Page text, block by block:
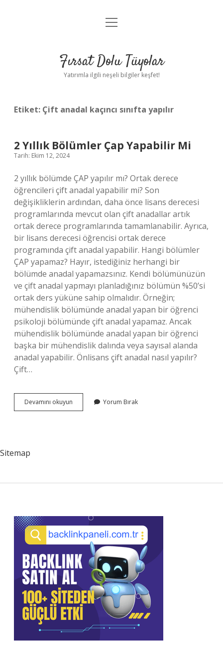
Gizlilik Politikası
Yasal Uyarı
menüyü
Fırsat Dolu Tüyolar
Yatırımla ilgili neşeli bilgiler keşfet!
Etiket: Çift anadal kaçıncı sınıfta yapılır
2 Yıllık Bölümler Çap Yapabilir Mi
Tarih: Ekim 12, 2024
2 yıllık bölümde ÇAP yapılır mı? Ortak derece
öğrencileri çift anadal yapabilir mi? Son
değişikliklerin ardından, daha önce lisans derecesi
programlarında mevcut olan çift anadallar artık
ortak derece programlarında tamamlanabilir. Ayrıca,
bir lisans derecesi öğrencisi ortak derece
programında çift anadal yapabilir. Hangi bölümler
ÇAP yapamaz? Hayır, istediğiniz herhangi bir
bölümde anadal yapamazsınız. Kendi bölümünüzün
ve çift anadal yapmayı planladığınız bölümün %50’si
ortak ders yüküne sahip olmalıdır. Örneğin;
mühendislik bölümünde anadal yapan bir öğrenci
psikoloji bölümünde çift anadal yapamaz. Ancak
mühendislik bölümünde anadal yapan bir öğrenci
başka bir mühendislik dalında veya sayısal alanda
anadal yapabilir. Önlisans çift anadal nasıl yapılır?
Çift…
Devamını okuyun
Yıllık
Yorum Bırak
Sitemap
Sidebar